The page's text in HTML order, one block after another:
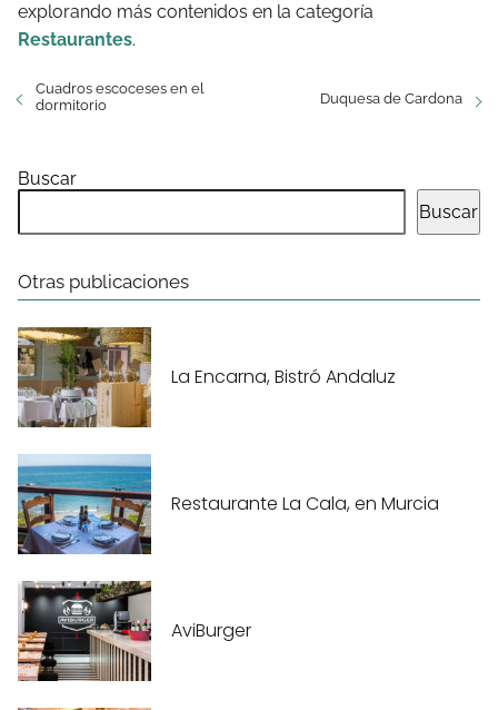
explorando más contenidos en la categoría
Restaurantes.
Cuadros escoceses en el
dormitorio
Duquesa de Cardona
Buscar
Buscar
Otras publicaciones
La Encarna, Bistró Andaluz
Restaurante La Cala, en Murcia
AviBurger